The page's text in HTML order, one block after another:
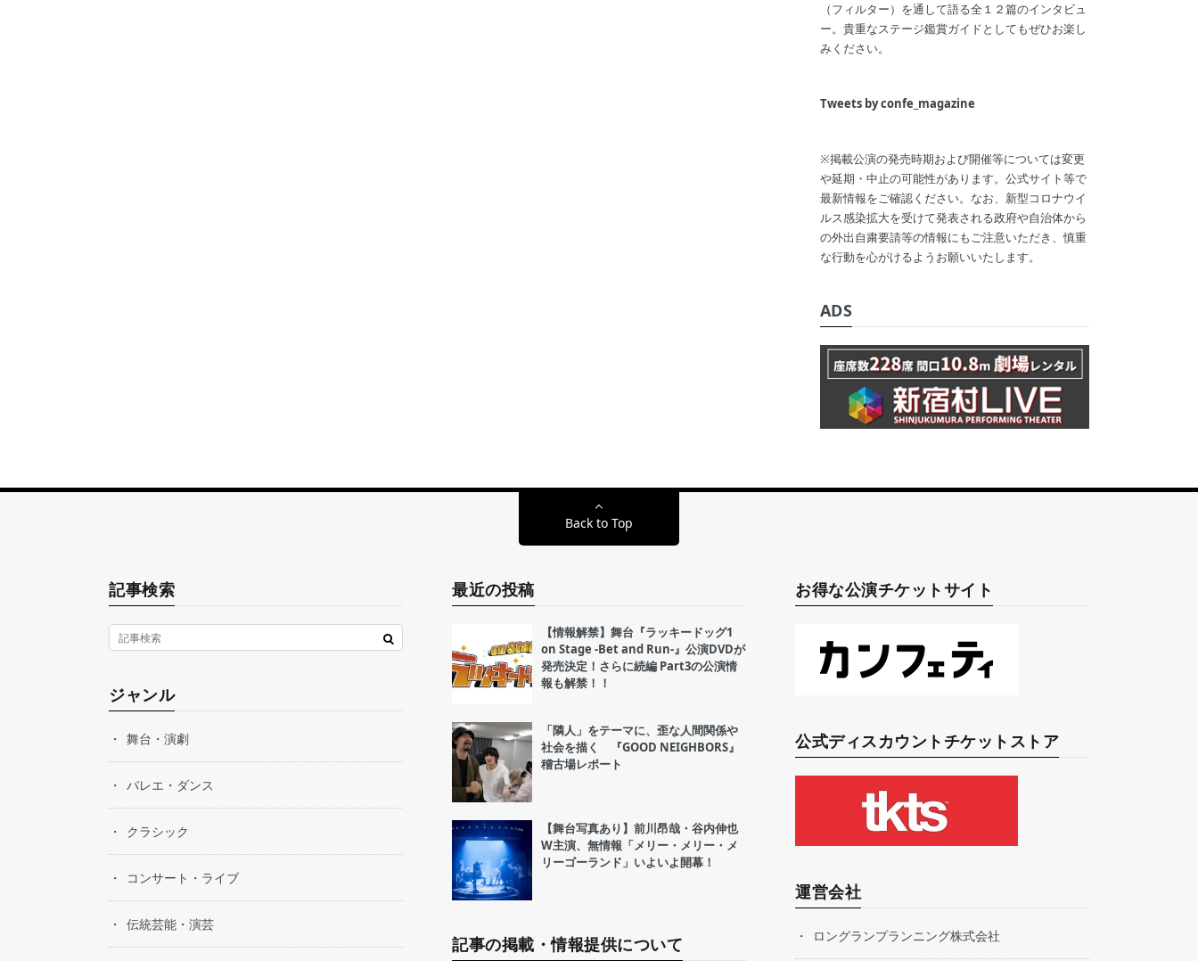
（フィルター）を通して語る全１２篇のインタビュ
ー。貴重なステージ鑑賞ガイドとしてもぜひお楽し
みください。
Tweets by confe_magazine
※掲載公演の発売時期および開催等については変更
や延期・中止の可能性があります。公式サイト等で
最新情報をご確認ください。なお、新型コロナウイ
ルス感染拡大を受けて発表される政府や自治体から
の外出自粛要請等の情報にもご注意いただき、慎重
な行動を心がけるようお願いいたします。
ADS
Back to Top
記事検索
ジャンル
舞台・演劇
バレエ・ダンス
クラシック
コンサート・ライブ
伝統芸能・演芸
最近の投稿
【情報解禁】舞台『ラッキードッグ1
on Stage -Bet and Run-』公演DVDが
発売決定！さらに続編 Part3の公演情
報も解禁！！
「隣人」をテーマに、歪な人間関係や
社会を描く 『GOOD NEIGHBORS』
稽古場レポート
【舞台写真あり】前川昂哉・谷内伸也
W主演、無情報「メリー・メリー・メ
リーゴーランド」いよいよ開幕！
記事の掲載・情報提供について
お得な公演チケットサイト
公式ディスカウントチケットストア
運営会社
ロングランプランニング株式会社